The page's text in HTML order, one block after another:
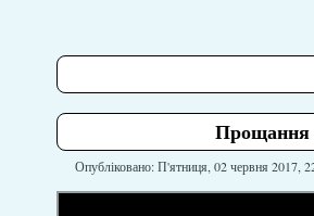
Прощання
Опубліковано: П'ятниця, 02 червня 2017,